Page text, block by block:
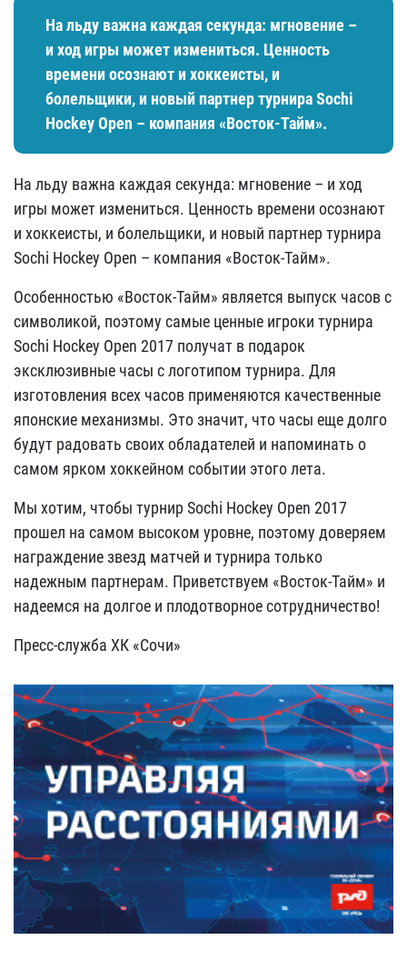
На льду важна каждая секунда: мгновение –
и ход игры может измениться. Ценность
времени осознают и хоккеисты, и
болельщики, и новый партнер турнира Sochi
Hockey Open – компания «Восток-Тайм».
На льду важна каждая секунда: мгновение – и ход
игры может измениться. Ценность времени осознают
и хоккеисты, и болельщики, и новый партнер турнира
Sochi Hockey Open – компания «Восток-Тайм».
Особенностью «Восток-Тайм» является выпуск часов с
символикой, поэтому самые ценные игроки турнира
Sochi Hockey Open 2017 получат в подарок
эксклюзивные часы с логотипом турнира. Для
изготовления всех часов применяются качественные
японские механизмы. Это значит, что часы еще долго
будут радовать своих обладателей и напоминать о
самом ярком хоккейном событии этого лета.
Мы хотим, чтобы турнир Sochi Hockey Open 2017
прошел на самом высоком уровне, поэтому доверяем
награждение звезд матчей и турнира только
надежным партнерам. Приветствуем «Восток-Тайм» и
надеемся на долгое и плодотворное сотрудничество!
Пресс-служба ХК «Сочи»